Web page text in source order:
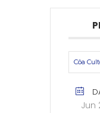
Côa
Jun